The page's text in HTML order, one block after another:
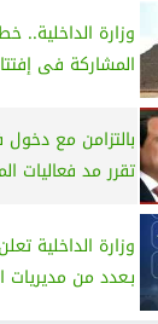
وزارة الداخلية..
المشاركة فى
بالتزامن مع دخول
تقرر مد فعاليات
وزارة الداخلية
بـعدد من مديريات